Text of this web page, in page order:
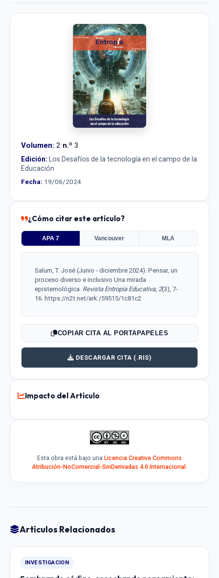
Volumen: 2 n.º 3
Edición: Los Desafíos de la tecnología en el campo de la
Educación
Fecha: 19/06/2024
¿Cómo citar este artículo?
APA 7 Vancouver MLA
Salum, T. José (Junio - diciembre 2024). Pensar, un
proceso diverso e inclusivo Una mirada
epistemológica. Revista Entropía Educativa, 2(3), 7-
16. https://n2t.net/ark:/59515/1c81c2
COPIAR CITA AL PORTAPAPELES
DESCARGAR CITA (.RIS)
Impacto del Artículo
Esta obra está bajo una Licencia Creative Commons
Atribución-NoComercial-SinDerivadas 4.0 Internacional .
Artículos Relacionados
INVESTIGACION